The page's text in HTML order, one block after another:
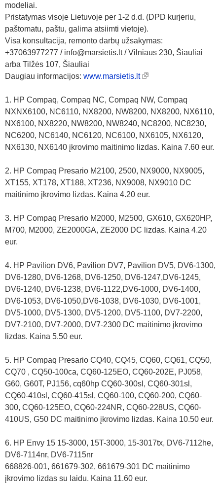
modeliai.
Pristatymas visoje Lietuvoje per 1-2 d.d. (DPD kurjeriu,
paštomatu, paštu, galima atsiimti vietoje).
Visa konsultacija, remonto darbų užsakymas:
+37063977277 / info@marsietis.lt / Vilniaus 230, Šiauliai
arba Tilžės 107, Šiauliai
Daugiau informacijos: www.marsietis.lt
1. HP Compaq, Compaq NC, Compaq NW, Compaq
NXNX6100, NC6110, NX8200, NW8200, NX8200, NX6110,
NX6100, NX8220, NW8200, NW8240, NC8200, NC8230,
NC6200, NC6140, NC6120, NC6100, NX6105, NX6120,
NX6130, NX6140 įkrovimo maitinimo lizdas. Kaina 7.60 eur.
2. HP Compaq Presario M2100, 2500, NX9000, NX9005,
XT155, XT178, XT188, XT236, NX9008, NX9010 DC
maitinimo įkrovimo lizdas. Kaina 4.20 eur.
3. HP Compaq Presario M2000, M2500, GX610, GX620HP,
M700, M2000, ZE2000GA, ZE2000 DC lizdas. Kaina 4.20
eur.
4. HP Pavilion DV6, Pavilion DV7, Pavilion DV5, DV6-1300,
DV6-1280, DV6-1268, DV6-1250, DV6-1247,DV6-1245,
DV6-1240, DV6-1238, DV6-1122,DV6-1000, DV6-1400,
DV6-1053, DV6-1050,DV6-1038, DV6-1030, DV6-1001,
DV5-1000, DV5-1300, DV5-1200, DV5-1100, DV7-2200,
DV7-2100, DV7-2000, DV7-2300 DC maitinimo įkrovimo
lizdas. Kaina 5.50 eur.
5. HP Compaq Presario CQ40, CQ45, CQ60, CQ61, CQ50,
CQ70 , CQ50-100ca, CQ60-125EO, CQ60-202E, PJ058,
G60, G60T, PJ156, cq60hp CQ60-300sl, CQ60-301sl,
CQ60-410sl, CQ60-415sl, CQ60-100, CQ60-200, CQ60-
300, CQ60-125EO, CQ60-224NR, CQ60-228US, CQ60-
410US, G50 DC maitinimo įkrovimo lizdas. Kaina 10.50 eur.
6. HP Envy 15 15-3000, 15T-3000, 15-3017tx, DV6-7112he,
DV6-7114nr, DV6-7115nr
668826-001, 661679-302, 661679-301 DC maitinimo
įkrovimo lizdas su laidu. Kaina 11.60 eur.